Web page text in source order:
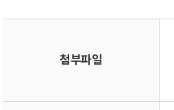
첨부파일